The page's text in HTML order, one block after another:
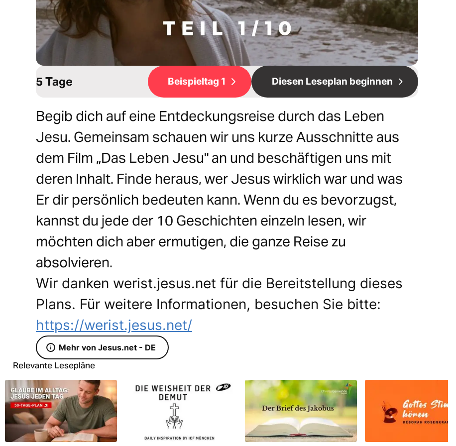
5 Tage Beispieltag 1 Diesen Leseplan beginnen
Begib dich auf eine Entdeckungsreise durch das Leben
Jesu. Gemeinsam schauen wir uns kurze Ausschnitte aus
dem Film „Das Leben Jesu" an und beschäftigen uns mit
deren Inhalt. Finde heraus, wer Jesus wirklich war und was
Er dir persönlich bedeuten kann. Wenn du es bevorzugst,
kannst du jede der 10 Geschichten einzeln lesen, wir
möchten dich aber ermutigen, die ganze Reise zu
absolvieren.
Wir danken werist.jesus.net für die Bereitstellung dieses
Plans. Für weitere Informationen, besuchen Sie bitte:
https://werist.jesus.net/
Mehr von Jesus.net - DE
Relevante Lesepläne